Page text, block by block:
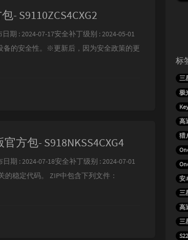
- S9110ZCS4CXG2
期 : 2024-07-17安全补丁级别 : 2024-05-01
备的安全性。※更新后，因为安全政策的更
方包- S918NKSS4CXG4
期 : 2024-07-18安全补丁级别 : 2024-07-01
稳定代码。 ZIP中包含下列文件：
标
三
极
高
猎
安
三
高
三